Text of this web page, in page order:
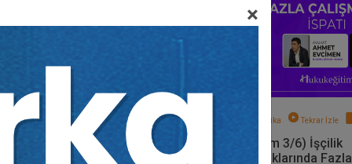
×
Sertifika Tekrar İzle Ekli Dosya
(Eğitim 2/6) İşçilik
Alacaklarında Kıdem ve İhbar
Sertifika Tekrar İzle
(Eğitim 3/6) İşçilik
Alacaklarında Fazla